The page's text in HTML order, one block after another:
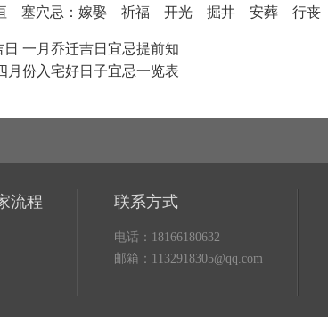
塞穴忌：嫁娶 祈福 开光 掘井 安葬 行丧
一月乔迁吉日宜忌提前知
月份入宅好日子宜忌一览表
流程 联系方式
电话：18166180632
邮箱：1132918305@qq.com